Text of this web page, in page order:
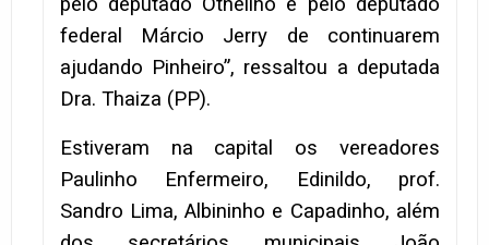
federal Márcio Jerry de continuarem
ajudando Pinheiro”, ressaltou a deputada
Dra. Thaiza (PP).
Estiveram na capital os vereadores
Paulinho Enfermeiro, Edinildo, prof.
Sandro Lima, Albininho e Capadinho, além